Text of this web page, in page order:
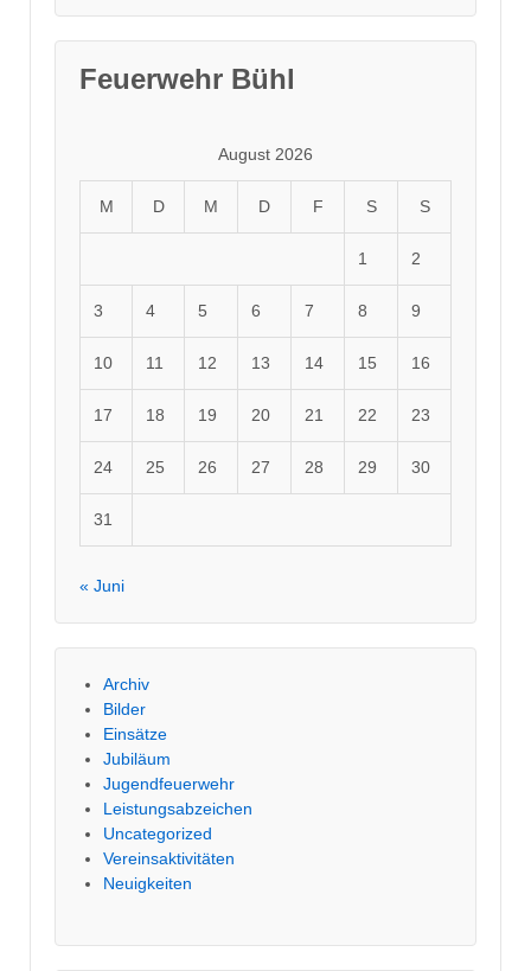
Feuerwehr Bühl
August 2026
M D M D F S S
1 2
3 4 5 6 7 8 9
10 11 12 13 14 15 16
17 18 19 20 21 22 23
24 25 26 27 28 29 30
31
« Juni
Archiv
Bilder
Einsätze
Jubiläum
Jugendfeuerwehr
Leistungsabzeichen
Uncategorized
Vereinsaktivitäten
Neuigkeiten